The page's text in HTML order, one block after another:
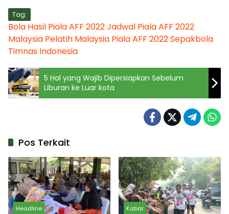
Tag:
Bola Hasil Piala AFF 2022Jadwal Piala AFF 2022
Malaysia Pelatih Malaysia Piala AFF 2022Sepakbola
Timnas Indonesia
5 Hal yang Wajib Dipersiapkan Sebelum
Liburan ke Luar kota
Pos Terkait
Headline Kabar